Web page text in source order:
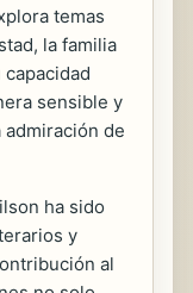
temas
la familia
sensible y
de
ha sido
y
al